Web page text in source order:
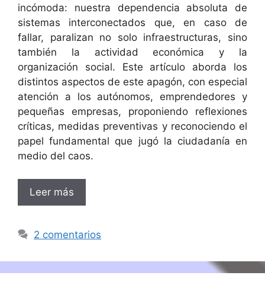
incómoda: nuestra dependencia absoluta de
sistemas interconectados que, en caso de
fallar, paralizan no solo infraestructuras, sino
también la actividad económica y la
organización social. Este artículo aborda los
distintos aspectos de este apagón, con especial
atención a los autónomos, emprendedores y
pequeñas empresas, proponiendo reflexiones
críticas, medidas preventivas y reconociendo el
papel fundamental que jugó la ciudadanía en
medio del caos.
Leer más
2 comentarios